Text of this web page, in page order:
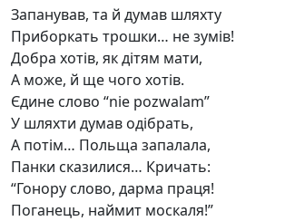
Запанував, та й думав шляхту
Приборкать трошки… не зумів!
Добра хотів, як дітям мати,
А може, й ще чого хотів.
Єдине слово “nie pozwalam”
У шляхти думав одібрать,
А потім… Польща запалала,
Панки сказилися… Кричать:
“Гонору слово, дарма праця!
Поганець, наймит москаля!”